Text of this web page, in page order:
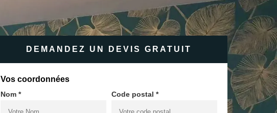
DEMANDEZ UN DEVIS GRATUIT
Vos coordonnées
Nom * Code postal *